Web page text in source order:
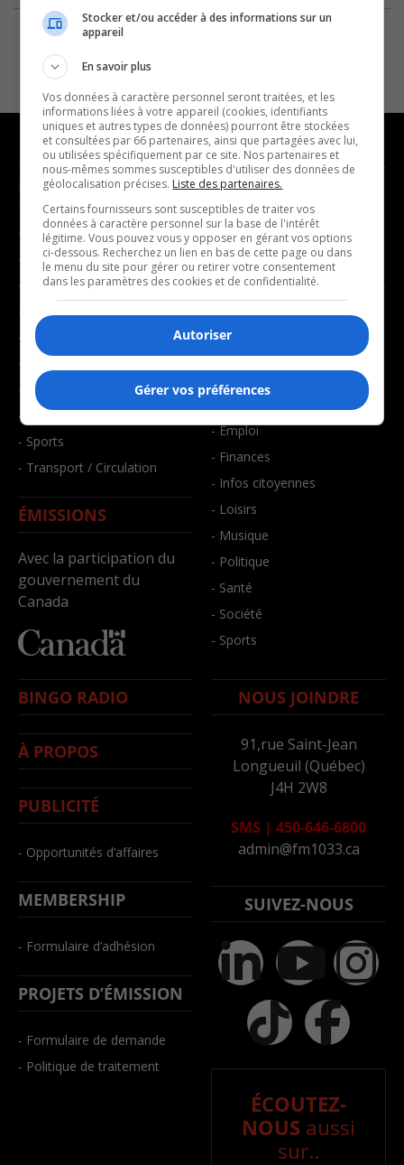
NOUVELLES
- Affaires municipales
- Communauté / Social
- Culture
- Économie
- Éducation
- Environnement
- Faits divers
- Santé et bien-être
- Sports
- Transport / Circulation
ÉMISSIONS
Avec la participation du
gouvernement du
Canada
MUSIQUE
- Décompte franco
- Joué récemment
BALADOS
- Affaires
- Emploi
- Finances
- Infos citoyennes
- Loisirs
- Musique
- Politique
- Santé
- Société
- Sports
BINGO RADIO
À PROPOS
PUBLICITÉ
- Opportunités d’affaires
MEMBERSHIP
- Formulaire d’adhésion
PROJETS D’ÉMISSION
- Formulaire de demande
- Politique de traitement
NOUS JOINDRE
91,rue Saint-Jean
Longueuil (Québec)
J4H 2W8
SMS | 450-646-6800
admin@fm1033.ca
SUIVEZ-NOUS
ÉCOUTEZ-
NOUS aussi
sur..
Stocker et/ou accéder à des informations sur un
appareil
En savoir plus
Vos données à caractère personnel seront traitées, et les
informations liées à votre appareil (cookies, identifiants
uniques et autres types de données) pourront être stockées
et consultées par 66 partenaires, ainsi que partagées avec lui,
ou utilisées spécifiquement par ce site. Nos partenaires et
nous-mêmes sommes susceptibles d'utiliser des données de
géolocalisation précises. Liste des partenaires.
Certains fournisseurs sont susceptibles de traiter vos
données à caractère personnel sur la base de l'intérêt
légitime. Vous pouvez vous y opposer en gérant vos options
ci-dessous. Recherchez un lien en bas de cette page ou dans
le menu du site pour gérer ou retirer votre consentement
dans les paramètres des cookies et de confidentialité.
Autoriser
Gérer vos préférences